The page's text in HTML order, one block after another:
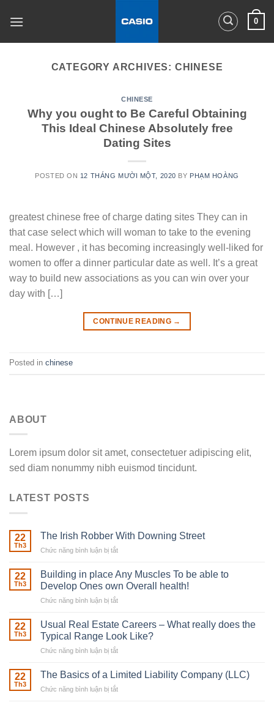
0
CATEGORY ARCHIVES: CHINESE
CHINESE
Why you ought to Be Careful Obtaining
This Ideal Chinese Absolutely free
Dating Sites
POSTED ON 12 THÁNG MƯỜI MỘT, 2020 BY PHẠM HOÀNG
greatest chinese free of charge dating sites They can in
that case select which will woman to take to the evening
meal. However , it has becoming increasingly well-liked for
women to offer a dinner particular date as well. It’s a great
way to build new associations as you can win over your
day with […]
CONTINUE READING →
Posted in chinese
ABOUT
Lorem ipsum dolor sit amet, consectetuer adipiscing elit,
sed diam nonummy nibh euismod tincidunt.
LATEST POSTS
22
Th3
The Irish Robber With Downing Street
Chức năng bình luận bị tắt
Irish
Robber
With
22
Th3
Building in place Any Muscles To be able to
Develop Ones own Overall health!
Chức năng bình luận bị tắt
in
place
Any
be
22
Th3
Usual Real Estate Careers – What really does the
Typical Range Look Like?
Chức năng bình luận bị tắt
Real
22
Th3
The Basics of a Limited Liability Company (LLC)
Chức năng bình luận bị tắt